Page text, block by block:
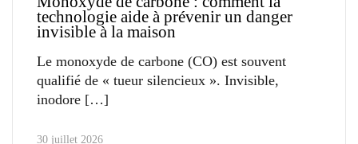
technologie aide à prévenir un danger
invisible à la maison
Le monoxyde de carbone (CO) est souvent
qualifié de « tueur silencieux ». Invisible,
inodore
30 juillet 2026